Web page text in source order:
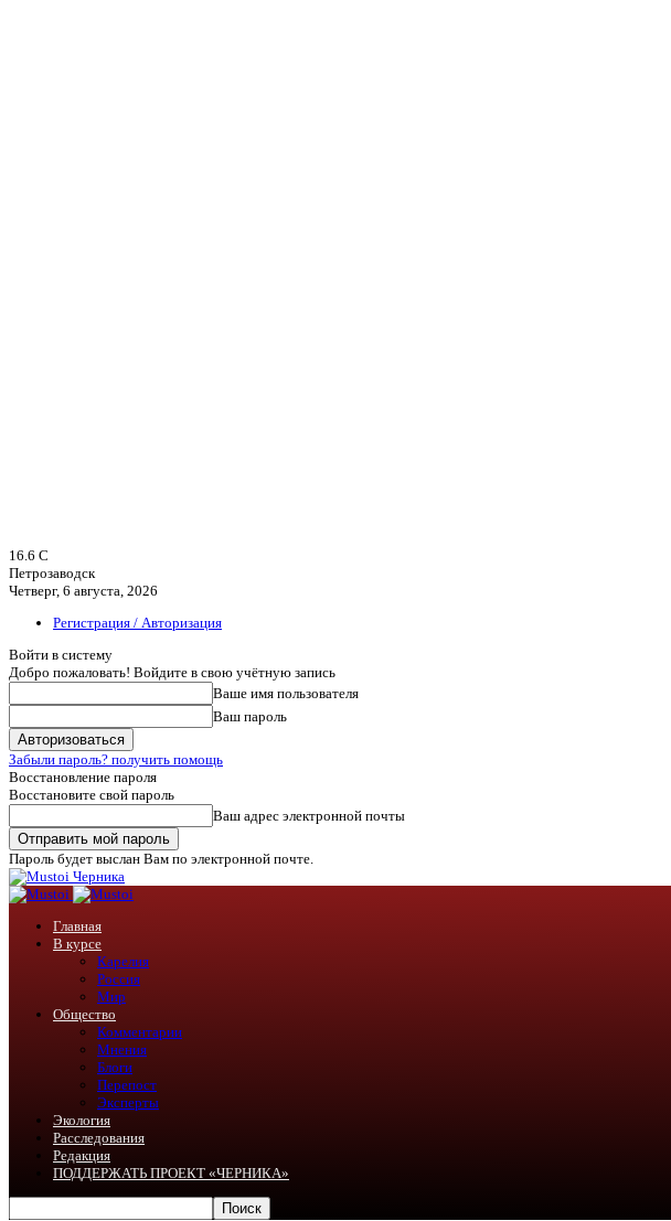
16.6 C
Петрозаводск
Четверг, 6 августа, 2026
Регистрация / Авторизация
Войти в систему
Добро пожаловать! Войдите в свою учётную запись
Ваше имя пользователя
Ваш пароль
Забыли пароль? получить помощь
Восстановление пароля
Восстановите свой пароль
Ваш адрес электронной почты
Пароль будет выслан Вам по электронной почте.
Черника
Главная
В курсе
Карелия
Россия
Мир
Общество
Комментарии
Мнения
Блоги
Перепост
Эксперты
Экология
Расследования
Редакция
ПОДДЕРЖАТЬ ПРОЕКТ «ЧЕРНИКА»